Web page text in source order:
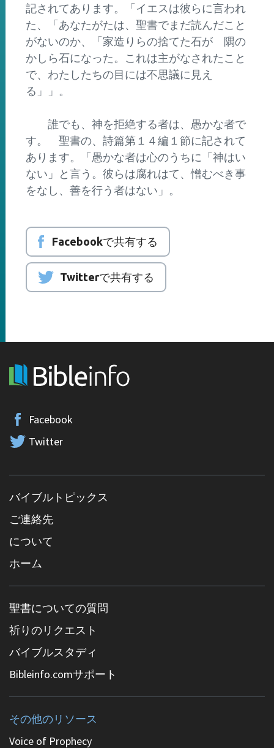
記されてあります。「イエスは彼らに言われ
た、「あなたがたは、聖書でまだ読んだこと
がないのか、「家造りらの捨てた石が 隅の
かしら石になった。これは主がなされたこと
で、わたしたちの目には不思議に見え
る」」。
誰でも、神を拒絶する者は、愚かな者で
す。 聖書の、詩篇第１４編１節に記されて
あります。「愚かな者は心のうちに「神はい
ない」と言う。彼らは腐れはて、憎むべき事
をなし、善を行う者はない」。
Facebookで共有する
Twitterで共有する
Facebook
Twitter
バイブルトピックス
ご連絡先
について
ホーム
聖書についての質問
祈りのリクエスト
バイブルスタディ
Bibleinfo.comサポート
その他のリソース
Voice of Prophecy